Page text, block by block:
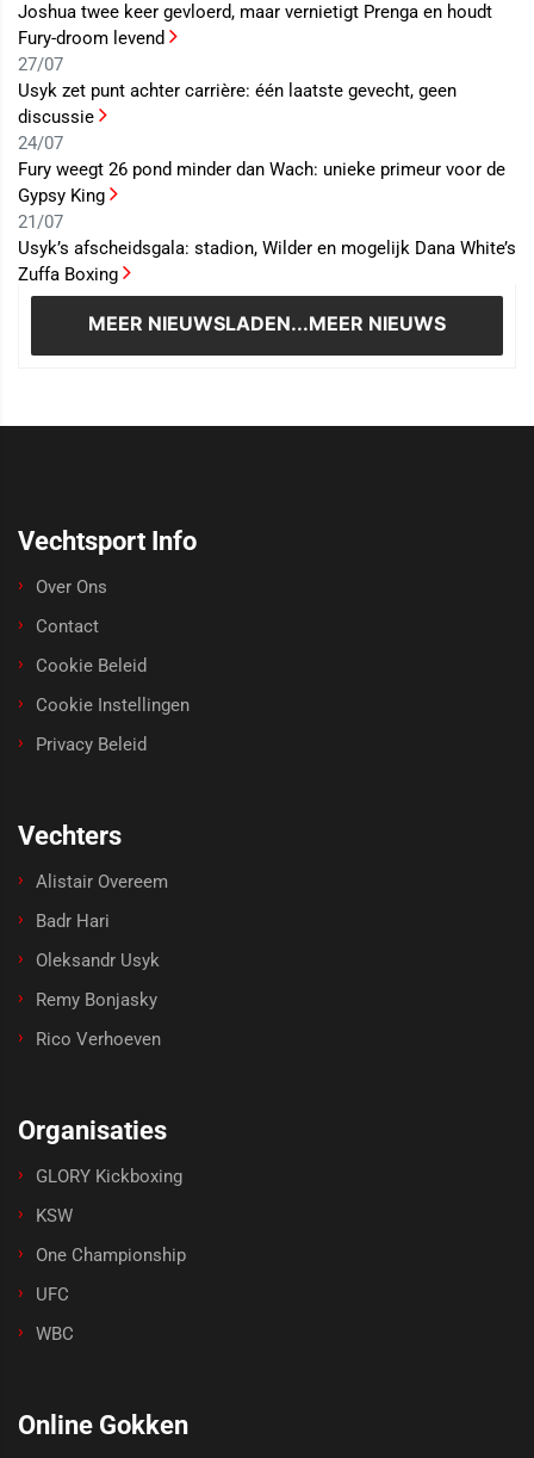
Joshua twee keer gevloerd, maar vernietigt Prenga en houdt
Fury-droom levend
27/07
Usyk zet punt achter carrière: één laatste gevecht, geen
discussie
24/07
Fury weegt 26 pond minder dan Wach: unieke primeur voor de
Gypsy King
21/07
Usyk’s afscheidsgala: stadion, Wilder en mogelijk Dana White’s
Zuffa Boxing
MEER NIEUWSLADEN...MEER NIEUWS
Vechtsport Info
Over Ons
Contact
Cookie Beleid
Cookie Instellingen
Privacy Beleid
Vechters
Alistair Overeem
Badr Hari
Oleksandr Usyk
Remy Bonjasky
Rico Verhoeven
Organisaties
GLORY Kickboxing
KSW
One Championship
UFC
WBC
Online Gokken